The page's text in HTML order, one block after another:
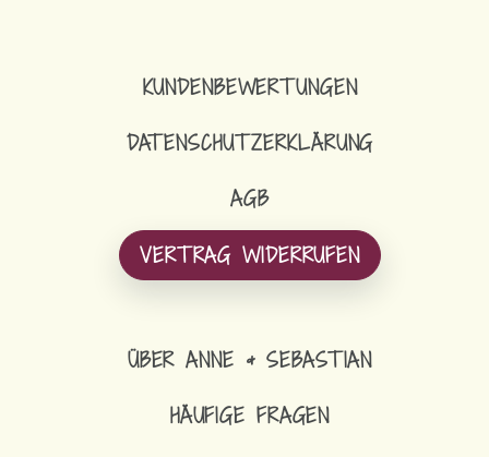
KUNDENBEWERTUNGEN
DATENSCHUTZERKLÄRUNG
AGB
VERTRAG WIDERRUFEN
ÜBER ANNE & SEBASTIAN
HÄUFIGE FRAGEN